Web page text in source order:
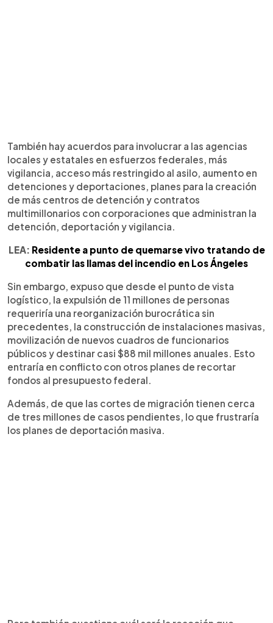
También hay acuerdos para involucrar a las agencias
locales y estatales en esfuerzos federales, más
vigilancia, acceso más restringido al asilo, aumento en
detenciones y deportaciones, planes para la creación
de más centros de detención y contratos
multimillonarios con corporaciones que administran la
detención, deportación y vigilancia.
LEA: Residente a punto de quemarse vivo tratando de
combatir las llamas del incendio en Los Ángeles
Sin embargo, expuso que desde el punto de vista
logístico, la expulsión de 11 millones de personas
requeriría una reorganización burocrática sin
precedentes, la construcción de instalaciones masivas,
movilización de nuevos cuadros de funcionarios
públicos y destinar casi $88 mil millones anuales. Esto
entraría en conflicto con otros planes de recortar
fondos al presupuesto federal.
Además, de que las cortes de migración tienen cerca
de tres millones de casos pendientes, lo que frustraría
los planes de deportación masiva.